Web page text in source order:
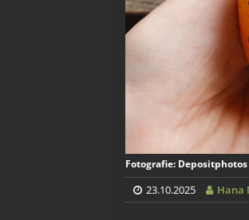
Fotografie: Depositphotos
23.10.2025 Hana